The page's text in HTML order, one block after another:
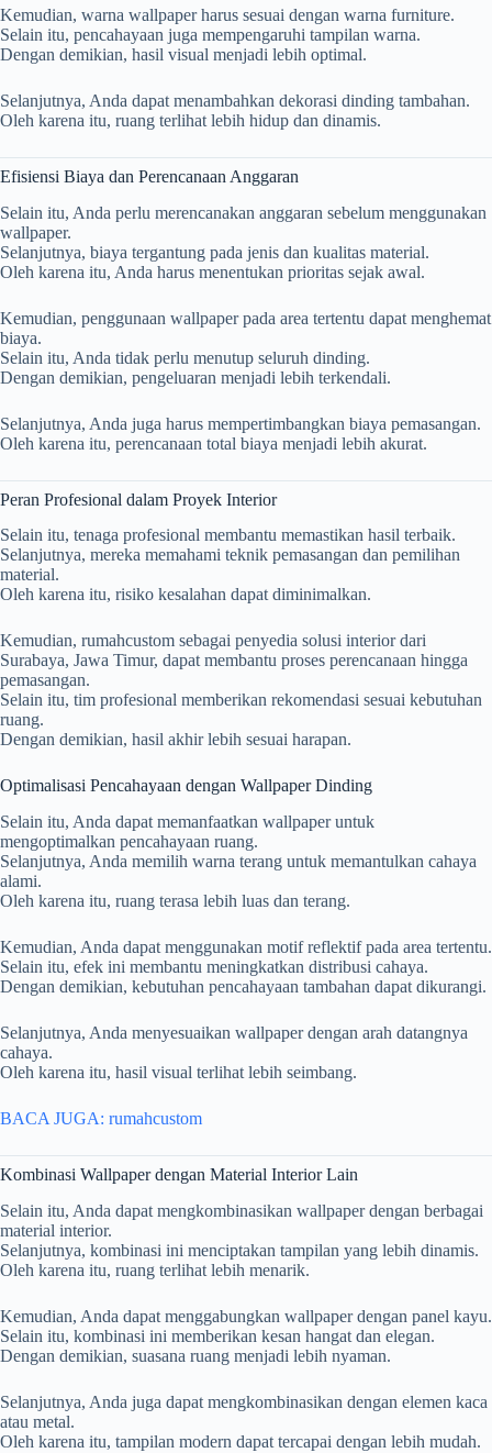
Kemudian, warna wallpaper harus sesuai dengan warna furniture.
Selain itu, pencahayaan juga mempengaruhi tampilan warna.
Dengan demikian, hasil visual menjadi lebih optimal.
Selanjutnya, Anda dapat menambahkan dekorasi dinding tambahan.
Oleh karena itu, ruang terlihat lebih hidup dan dinamis.
Efisiensi Biaya dan Perencanaan Anggaran
Selain itu, Anda perlu merencanakan anggaran sebelum menggunakan
wallpaper.
Selanjutnya, biaya tergantung pada jenis dan kualitas material.
Oleh karena itu, Anda harus menentukan prioritas sejak awal.
Kemudian, penggunaan wallpaper pada area tertentu dapat menghemat
biaya.
Selain itu, Anda tidak perlu menutup seluruh dinding.
Dengan demikian, pengeluaran menjadi lebih terkendali.
Selanjutnya, Anda juga harus mempertimbangkan biaya pemasangan.
Oleh karena itu, perencanaan total biaya menjadi lebih akurat.
Peran Profesional dalam Proyek Interior
Selain itu, tenaga profesional membantu memastikan hasil terbaik.
Selanjutnya, mereka memahami teknik pemasangan dan pemilihan
material.
Oleh karena itu, risiko kesalahan dapat diminimalkan.
Kemudian, rumahcustom sebagai penyedia solusi interior dari
Surabaya, Jawa Timur, dapat membantu proses perencanaan hingga
pemasangan.
Selain itu, tim profesional memberikan rekomendasi sesuai kebutuhan
ruang.
Dengan demikian, hasil akhir lebih sesuai harapan.
Optimalisasi Pencahayaan dengan Wallpaper Dinding
Selain itu, Anda dapat memanfaatkan wallpaper untuk
mengoptimalkan pencahayaan ruang.
Selanjutnya, Anda memilih warna terang untuk memantulkan cahaya
alami.
Oleh karena itu, ruang terasa lebih luas dan terang.
Kemudian, Anda dapat menggunakan motif reflektif pada area tertentu.
Selain itu, efek ini membantu meningkatkan distribusi cahaya.
Dengan demikian, kebutuhan pencahayaan tambahan dapat dikurangi.
Selanjutnya, Anda menyesuaikan wallpaper dengan arah datangnya
cahaya.
Oleh karena itu, hasil visual terlihat lebih seimbang.
BACA JUGA: rumahcustom
Kombinasi Wallpaper dengan Material Interior Lain
Selain itu, Anda dapat mengkombinasikan wallpaper dengan berbagai
material interior.
Selanjutnya, kombinasi ini menciptakan tampilan yang lebih dinamis.
Oleh karena itu, ruang terlihat lebih menarik.
Kemudian, Anda dapat menggabungkan wallpaper dengan panel kayu.
Selain itu, kombinasi ini memberikan kesan hangat dan elegan.
Dengan demikian, suasana ruang menjadi lebih nyaman.
Selanjutnya, Anda juga dapat mengkombinasikan dengan elemen kaca
atau metal.
Oleh karena itu, tampilan modern dapat tercapai dengan lebih mudah.